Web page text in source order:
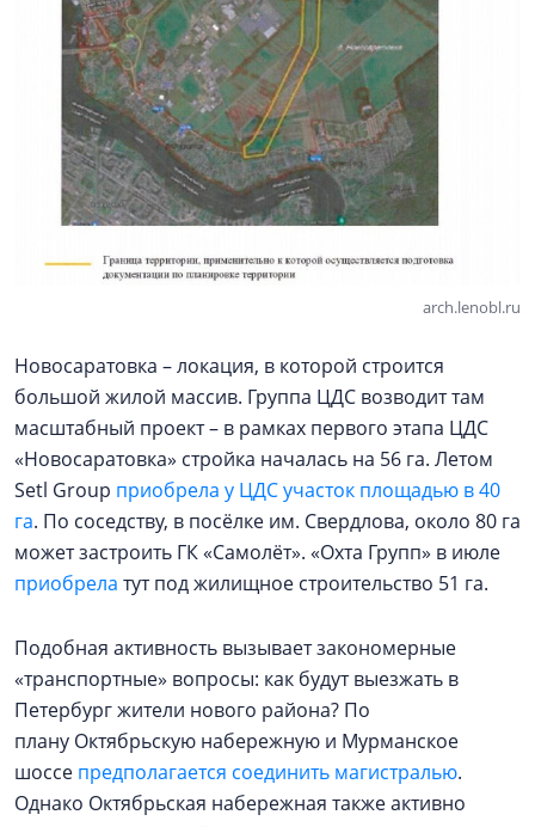
arch.lenobl.ru
Новосаратовка – локация, в которой строится
большой жилой массив. Группа ЦДС возводит там
масштабный проект – в рамках первого этапа ЦДС
«Новосаратовка» стройка началась на 56 га. Летом
Setl Group приобрела у ЦДС участок площадью в 40
га. По соседству, в посёлке им. Свердлова, около 80 га
может застроить ГК «Самолёт». «Охта Групп» в июле
приобрела тут под жилищное строительство 51 га.
Подобная активность вызывает закономерные
«транспортные» вопросы: как будут выезжать в
Петербург жители нового района? По
плану Октябрьскую набережную и Мурманское
шоссе предполагается соединить магистралью.
Однако Октябрьская набережная также активно